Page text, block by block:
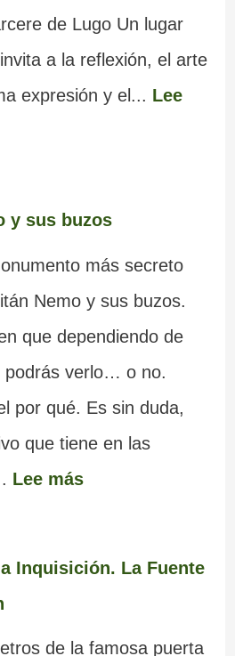
de Lugo Un lugar
a la reflexión, el arte
expresión y el... Lee
y sus buzos
más secreto
Nemo y sus buzos.
que dependiendo de
podrás verlo… o no.
por qué. Es sin duda,
que tiene en las
Lee más
Inquisición. La Fuente
de la famosa puerta